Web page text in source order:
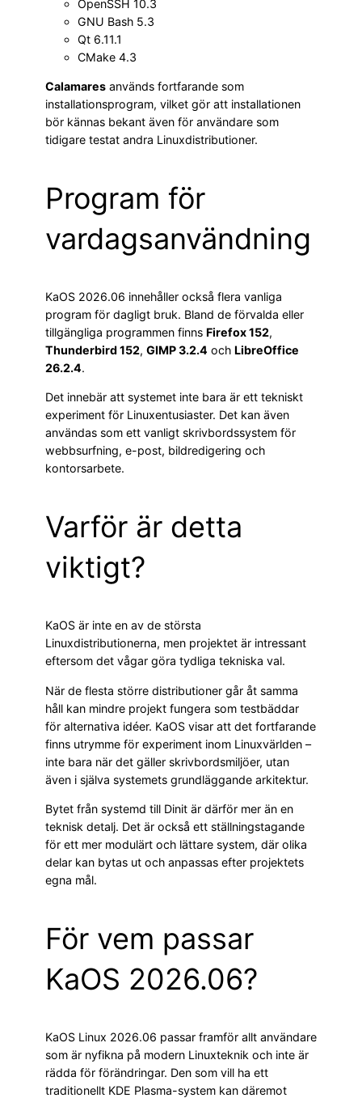
OpenSSH 10.3
GNU Bash 5.3
Qt 6.11.1
CMake 4.3
Calamares används fortfarande som
installationsprogram, vilket gör att installationen
bör kännas bekant även för användare som
tidigare testat andra Linuxdistributioner.
Program för
vardagsanvändning
KaOS 2026.06 innehåller också flera vanliga
program för dagligt bruk. Bland de förvalda eller
tillgängliga programmen finns Firefox 152,
Thunderbird 152, GIMP 3.2.4 och LibreOffice
26.2.4.
Det innebär att systemet inte bara är ett tekniskt
experiment för Linuxentusiaster. Det kan även
användas som ett vanligt skrivbordssystem för
webbsurfning, e-post, bildredigering och
kontorsarbete.
Varför är detta
viktigt?
KaOS är inte en av de största
Linuxdistributionerna, men projektet är intressant
eftersom det vågar göra tydliga tekniska val.
När de flesta större distributioner går åt samma
håll kan mindre projekt fungera som testbäddar
för alternativa idéer. KaOS visar att det fortfarande
finns utrymme för experiment inom Linuxvärlden –
inte bara när det gäller skrivbordsmiljöer, utan
även i själva systemets grundläggande arkitektur.
Bytet från systemd till Dinit är därför mer än en
teknisk detalj. Det är också ett ställningstagande
för ett mer modulärt och lättare system, där olika
delar kan bytas ut och anpassas efter projektets
egna mål.
För vem passar
KaOS 2026.06?
KaOS Linux 2026.06 passar framför allt användare
som är nyfikna på modern Linuxteknik och inte är
rädda för förändringar. Den som vill ha ett
traditionellt KDE Plasma-system kan däremot